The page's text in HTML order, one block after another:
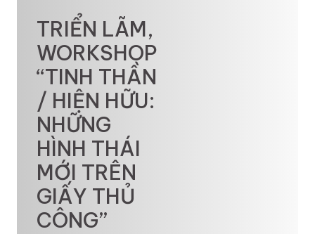
TRIỂN LÃM,
WORKSHOP
“TINH THẦN
/ HIỆN HỮU:
NHỮNG
HÌNH THÁI
MỚI TRÊN
GIẤY THỦ
CÔNG”